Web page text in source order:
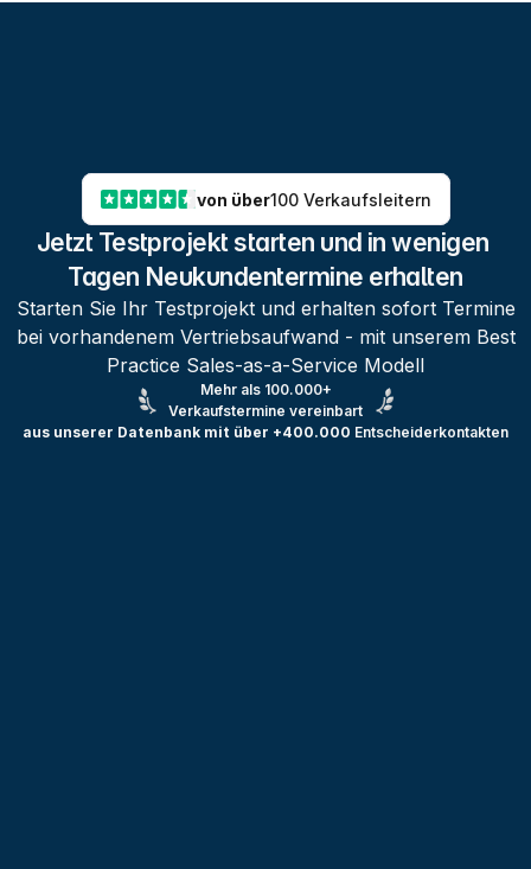
von über100 Verkaufsleitern
Jetzt Testprojekt starten und in wenigen
Tagen Neukundentermine erhalten
Starten Sie Ihr Testprojekt und erhalten sofort Termine
bei vorhandenem Vertriebsaufwand - mit unserem Best
Practice Sales-as-a-Service Modell
Mehr als 100.000+
Verkaufstermine vereinbart
aus unserer Datenbank mit über +400.000 Entscheiderkontakten